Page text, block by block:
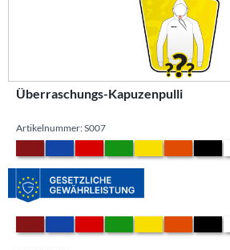
Überraschungs-Kapuzenpulli
Artikelnummer: S007